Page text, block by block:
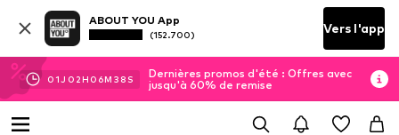
ABOUT YOU App
(152.700) Vers l'app
01J 02H 06M 37 S
Dernières promos d'été : Offres avec
jusqu'à 60% de remise